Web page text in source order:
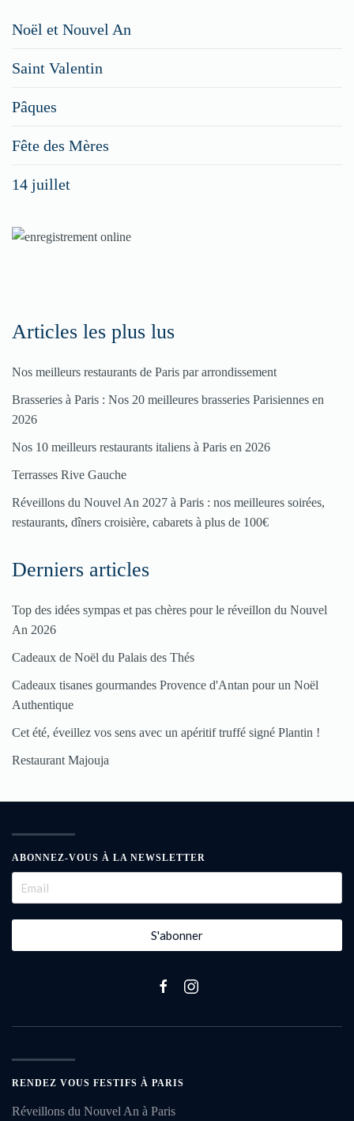
votre
Cliquez
Noël et Nouvel An
Saint Valentin
Pâques
Fête des Mères
14 juillet
Articles les plus lus
Nos meilleurs restaurants de Paris par arrondissement
Brasseries à Paris : Nos 20 meilleures brasseries Parisiennes en
2026
Nos 10 meilleurs restaurants italiens à Paris en 2026
Terrasses Rive Gauche
Réveillons du Nouvel An 2027 à Paris : nos meilleures soirées,
restaurants, dîners croisière, cabarets à plus de 100€
Derniers articles
Top des idées sympas et pas chères pour le réveillon du Nouvel
An 2026
Cadeaux de Noël du Palais des Thés
Cadeaux tisanes gourmandes Provence d'Antan pour un Noël
Authentique
Cet été, éveillez vos sens avec un apéritif truffé signé Plantin !
Restaurant Majouja
ABONNEZ-VOUS À LA NEWSLETTER
S'abonner
RENDEZ VOUS FESTIFS À PARIS
Réveillons du Nouvel An à Paris